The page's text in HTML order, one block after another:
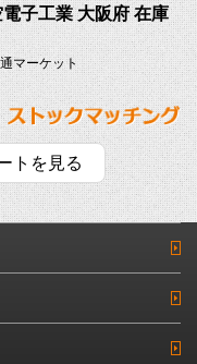
子工業 大阪府 在庫
マーケット
トを見る